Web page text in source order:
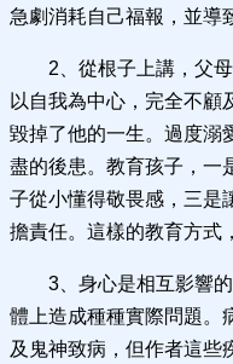
急劇消耗自己福報，並導
2、從根子上講，父
以自我為中心，完全不顧
毀掉了他的一生。過度溺
盡的後患。教育孩子，一
子從小懂得敬畏感，三是
擔責任。這樣的教育方式
3、身心是相互影響
體上造成種種實際問題。
及鬼神致病，但作者這些